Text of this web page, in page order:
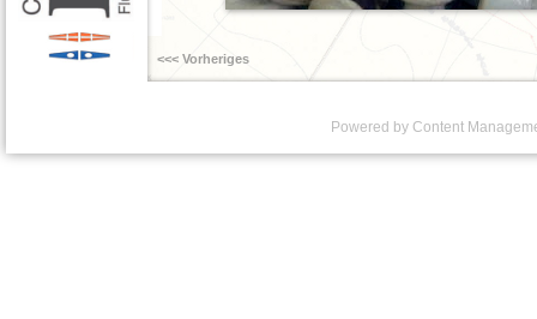
<<< Vorheriges
Powered by Content